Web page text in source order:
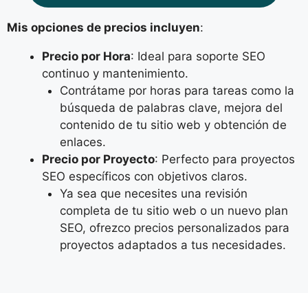
Mis opciones de precios incluyen:
Precio por Hora: Ideal para soporte SEO
continuo y mantenimiento.
Contrátame por horas para tareas como la
búsqueda de palabras clave, mejora del
contenido de tu sitio web y obtención de
enlaces.
Precio por Proyecto: Perfecto para proyectos
SEO específicos con objetivos claros.
Ya sea que necesites una revisión
completa de tu sitio web o un nuevo plan
SEO, ofrezco precios personalizados para
proyectos adaptados a tus necesidades.